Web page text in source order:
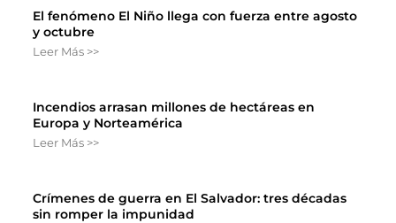
El fenómeno El Niño llega con fuerza entre agosto
y octubre
Leer Más >>
Incendios arrasan millones de hectáreas en
Europa y Norteamérica
Leer Más >>
Crímenes de guerra en El Salvador: tres décadas
sin romper la impunidad